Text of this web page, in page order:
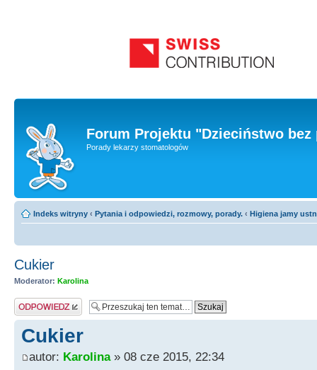
Forum Projektu "Dzieciństwo
Porady lekarzy stomatologów
Indeks witryny ‹ Pytania i odpowiedzi, rozmowy, porady. ‹ Higiena jamy
Cukier
Moderator: Karolina
Odpowiedz
Cukier
autor: Karolina» 08 cze 2015, 22:34